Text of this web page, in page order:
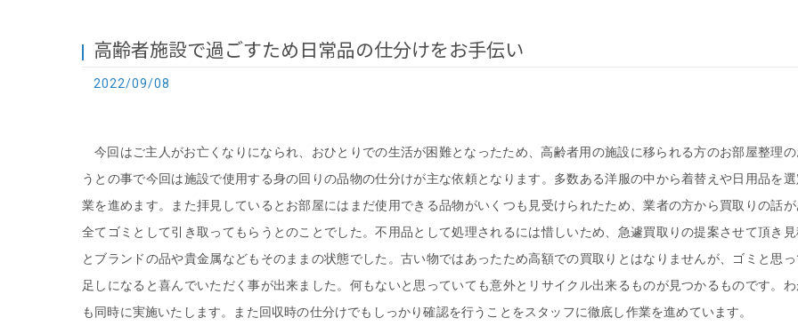
高齢者施設で過ごすため日常品の仕分けをお手伝い
2022/09/08
今回はご主人がお亡くなりになられ、おひとりでの生活が困難となったため、高齢者用の施設に移られる方のお部屋整理
うとの事で今回は施設で使用する身の回りの品物の仕分けが主な依頼となります。多数ある洋服の中から着替えや日用品を
業を進めます。また拝見しているとお部屋にはまだ使用できる品物がいくつも見受けられたため、業者の方から買取りの話
全てゴミとして引き取ってもらうとのことでした。不用品として処理されるには惜しいため、急遽買取りの提案させて頂き
とブランドの品や貴金属などもそのままの状態でした。古い物ではあったため高額での買取りとはなりませんが、ゴミと思
足しになると喜んでいただく事が出来ました。何もないと思っていても意外とリサイクル出来るものが見つかるものです。
も同時に実施いたします。また回収時の仕分けでもしっかり確認を行うことをスタッフに徹底し作業を進めています。